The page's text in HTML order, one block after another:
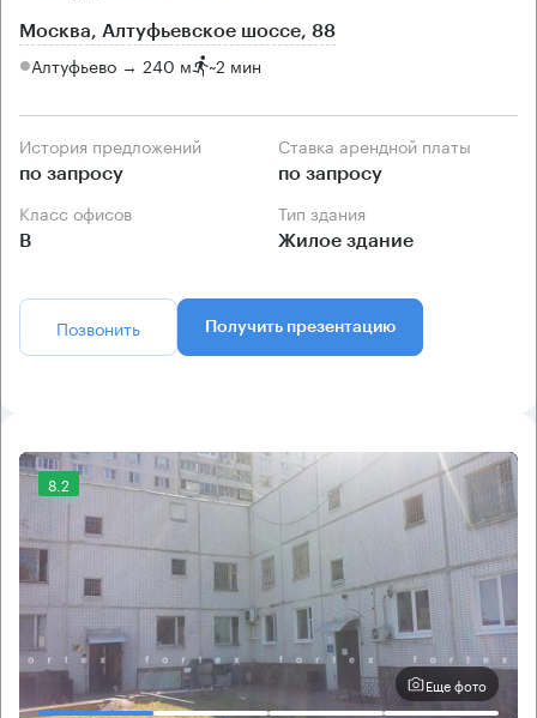
Москва, Алтуфьевское шоссе, 88
Алтуфьево → 240 м ~2 мин
История предложений
по запросу
Ставка арендной платы
по запросу
Класс офисов
B
Тип здания
Жилое здание
Позвонить Получить презентацию
8.2
Еще фото